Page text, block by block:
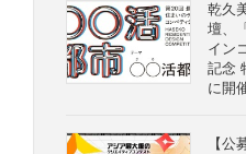
乾久
壇、
イン
記念
に開
【公